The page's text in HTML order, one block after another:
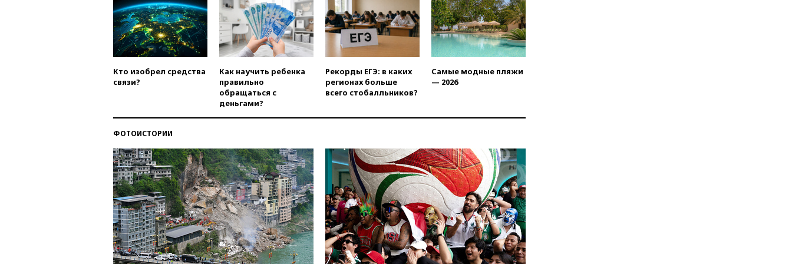
ума» из-за сообщений в СМИ
об истощении боеприпасов у
США
Исландия и Черногория
в 2028 году могут войти в
состав Евросоюза
Пашинян сообщил о
приверженности Армении
принципам ЕАЭС
удмуртской «Ижавиа»
попросили уволиться
08:51Осужденный в России
американец Гилман
находится при смерти
08:22В Екатеринбурге
атакован склад Wildberries
07:52 В Таиланде ученик
устроил стрельбу в школе:
Кто изобрел средства
связи?
Как научить ребенка
правильно
обращаться с
деньгами?
Рекорды ЕГЭ: в каких
регионах больше
всего стобалльников?
Самые модные пляжи
— 2026
ФОТОИСТОРИИ